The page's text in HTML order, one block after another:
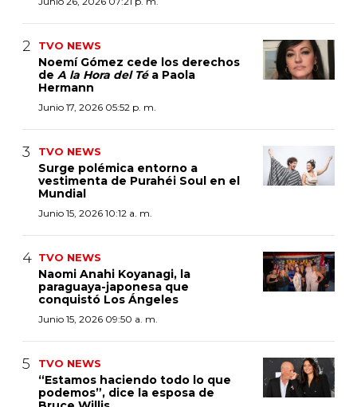
TVO NEWS
Noemí Gómez cede los derechos
de A la Hora del Té a Paola
Hermann
Junio 17, 2026 05:52 p. m.
TVO NEWS
Surge polémica entorno a
vestimenta de Purahéi Soul en el
Mundial
Junio 15, 2026 10:12 a. m.
TVO NEWS
Naomi Anahi Koyanagi, la
paraguaya-japonesa que
conquistó Los Ángeles
Junio 15, 2026 09:50 a. m.
TVO NEWS
“Estamos haciendo todo lo que
podemos”, dice la esposa de